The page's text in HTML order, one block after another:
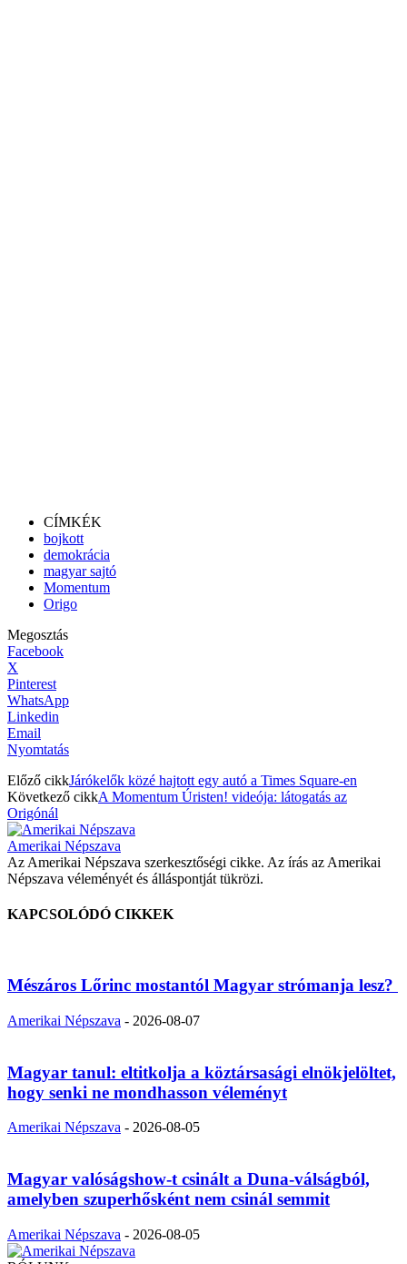
CÍMKÉK
bojkott
demokrácia
magyar sajtó
Momentum
Origo
Megosztás
Facebook
X
Pinterest
WhatsApp
Linkedin
Email
Nyomtatás
Előző cikkJárókelők közé hajtott egy autó a Times Square-en
Következő cikkA Momentum Úristen! videója: látogatás az
Origónál
Amerikai Népszava
Az Amerikai Népszava szerkesztőségi cikke. Az írás az Amerikai
Népszava véleményét és álláspontját tükrözi.
KAPCSOLÓDÓ CIKKEK
Mészáros Lőrinc mostantól Magyar strómanja lesz?
Amerikai Népszava - 2026-08-07
Magyar tanul: eltitkolja a köztársasági elnökjelöltet,
hogy senki ne mondhasson véleményt
Amerikai Népszava - 2026-08-05
Magyar valóságshow-t csinált a Duna-válságból,
amelyben szuperhősként nem csinál semmit
Amerikai Népszava - 2026-08-05